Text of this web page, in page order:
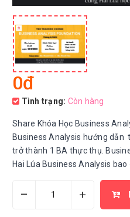
0đ
Tình trạng: Còn hàng
Share Khóa Học Business
Business Analysis hướng dẫn
trở thành 1 BA thực thụ.
Hai Lúa Business Analysis bao
– +